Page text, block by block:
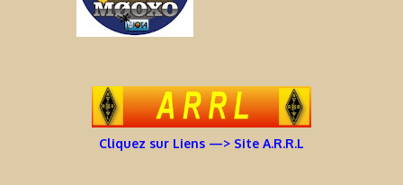
Cliquez sur Liens —> Site A.R.R.L